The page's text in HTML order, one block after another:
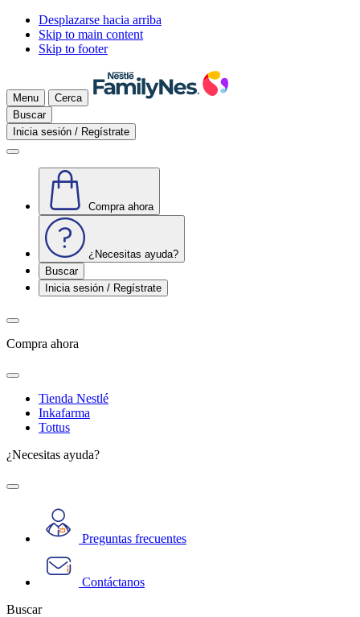
Desplazarse hacia arriba
Skip to main content
Skip to footer
Menu
Cerca
Buscar
Inicia sesión / Regístrate
Compra ahora
¿Necesitas ayuda?
Buscar
Inicia sesión / Regístrate
Compra ahora
Tienda Nestlé
Inkafarma
Tottus
¿Necesitas ayuda?
Preguntas frecuentes
Contáctanos
Buscar